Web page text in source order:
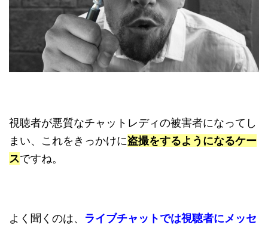
視聴者が悪質なチャットレディの被害者になってし
まい、これをきっかけに盗撮をするようになるケー
スですね。
よく聞くのは、 ライブチャットでは視聴者にメッセ